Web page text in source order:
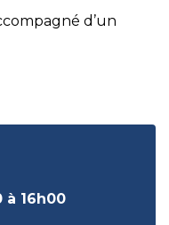
d’un
à 16h00